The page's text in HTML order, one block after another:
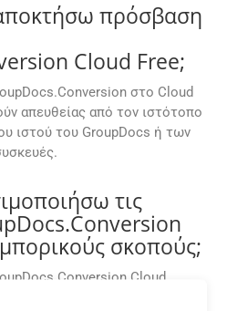
πρόσβαση
Cloud Free;
στο Cloud
απευθείας από τον ιστότοπο
ιστού του GroupDocs ή των
τις
σκοπούς;
Cloud